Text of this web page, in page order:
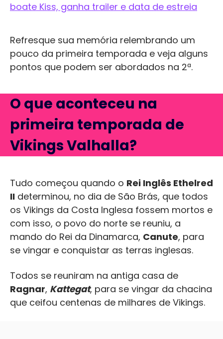
boate Kiss, ganha trailer e data de estreia
Refresque sua memória relembrando um
pouco da primeira temporada e veja alguns
pontos que podem ser abordados na 2ª.
O que aconteceu na
primeira temporada de
Vikings Valhalla?
Tudo começou quando o Rei Inglês Ethelred
II determinou, no dia de São Brás, que todos
os Vikings da Costa Inglesa fossem mortos e
com isso, o povo do norte se reuniu, a
mando do Rei da Dinamarca, Canute, para
se vingar e conquistar as terras inglesas.
Todos se reuniram na antiga casa de
Ragnar, Kattegat, para se vingar da chacina
que ceifou centenas de milhares de Vikings.